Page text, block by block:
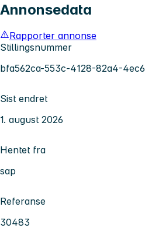
Annonsedata
Rapporter annonse
Stillingsnummer
bfa562ca-553c-4128-82a4-
Sist endret
1. august 2026
Hentet fra
sap
Referanse
30483